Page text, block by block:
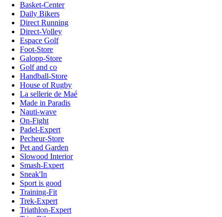
Basket-Center
Daily Bikers
Direct Running
Direct-Volley
Espace Golf
Foot-Store
Galopp-Store
Golf and co
Handball-Store
House of Rugby
La sellerie de Maé
Made in Paradis
Nauti-wave
On-Fight
Padel-Expert
Pecheur-Store
Pet and Garden
Slowood Interior
Smash-Expert
Sneak'In
Sport is good
Training-Fit
Trek-Expert
Triathlon-Expert